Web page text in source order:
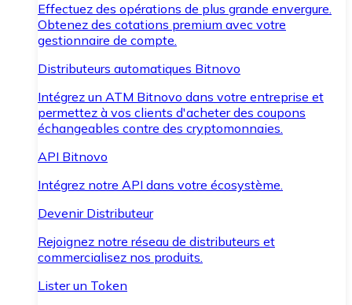
Effectuez des opérations de plus grande envergure.
Obtenez des cotations premium avec votre
gestionnaire de compte.
Distributeurs automatiques Bitnovo
Intégrez un ATM Bitnovo dans votre entreprise et
permettez à vos clients d'acheter des coupons
échangeables contre des cryptomonnaies.
API Bitnovo
Intégrez notre API dans votre écosystème.
Devenir Distributeur
Rejoignez notre réseau de distributeurs et
commercialisez nos produits.
Lister un Token